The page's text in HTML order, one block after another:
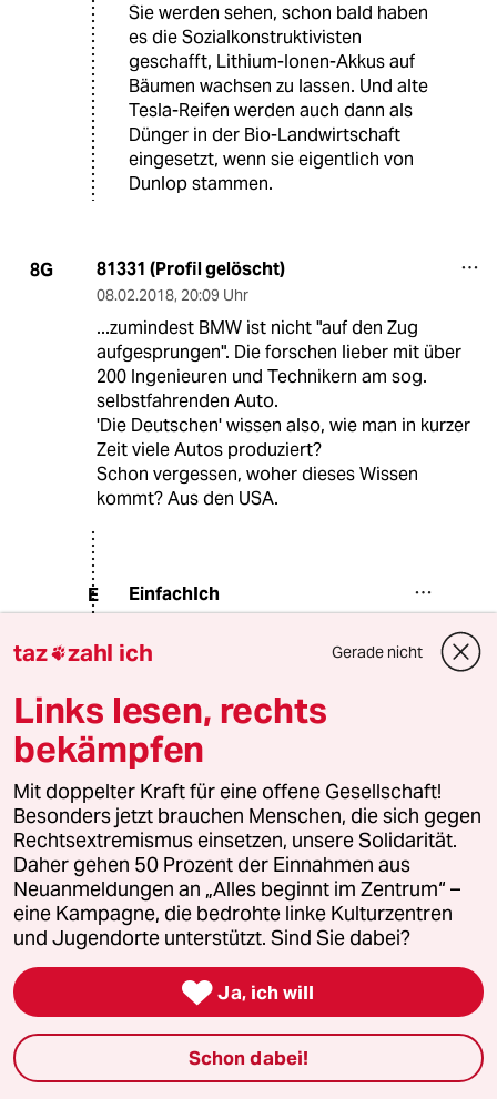
Sie werden sehen, schon bald haben
es die Sozialkonstruktivisten
geschafft, Lithium-Ionen-Akkus auf
Bäumen wachsen zu lassen. Und alte
Tesla-Reifen werden auch dann als
Dünger in der Bio-Landwirtschaft
eingesetzt, wenn sie eigentlich von
Dunlop stammen.
8G 81331 (Profil gelöscht)
08.02.2018, 20:09 Uhr
...zumindest BMW ist nicht "auf den Zug
aufgesprungen". Die forschen lieber mit über
200 Ingenieuren und Technikern am sog.
selbstfahrenden Auto.
'Die Deutschen' wissen also, wie man in kurzer
Zeit viele Autos produziert?
Schon vergessen, woher dieses Wissen
kommt? Aus den USA.
E EinfachIch
@81331 (Profil gelöscht):
Deutschland. Die Frage ist, welche
Relevanz diese beiden Faktoren auf
das hier und jetzt haben? Ah richtig.
Keine
meistkommentiert
1 Krise der Demokratie
AfD-Wählen als Triebabfuhr
2 Streit um Rente mit 63
Passgenauer Populismus
taz zahl ich Gerade nicht
Links lesen, rechts
bekämpfen
Mit doppelter Kraft für eine offene Gesellschaft!
Besonders jetzt brauchen Menschen, die sich gegen
Rechtsextremismus einsetzen, unsere Solidarität.
Daher gehen 50 Prozent der Einnahmen aus
Neuanmeldungen an „Alles beginnt im Zentrum“ –
eine Kampagne, die bedrohte linke Kulturzentren
und Jugendorte unterstützt. Sind Sie dabei?
 Ja, ich will
Schon dabei!